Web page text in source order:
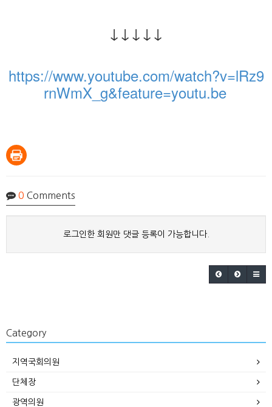
↓↓↓↓↓
https://www.youtube.com/watch?v=lRz9
rnWmX_g&feature=youtu.be
0 Comments
로그인한 회원만 댓글 등록이 가능합니다.
Category
지역국회의원
단체장
광역의원